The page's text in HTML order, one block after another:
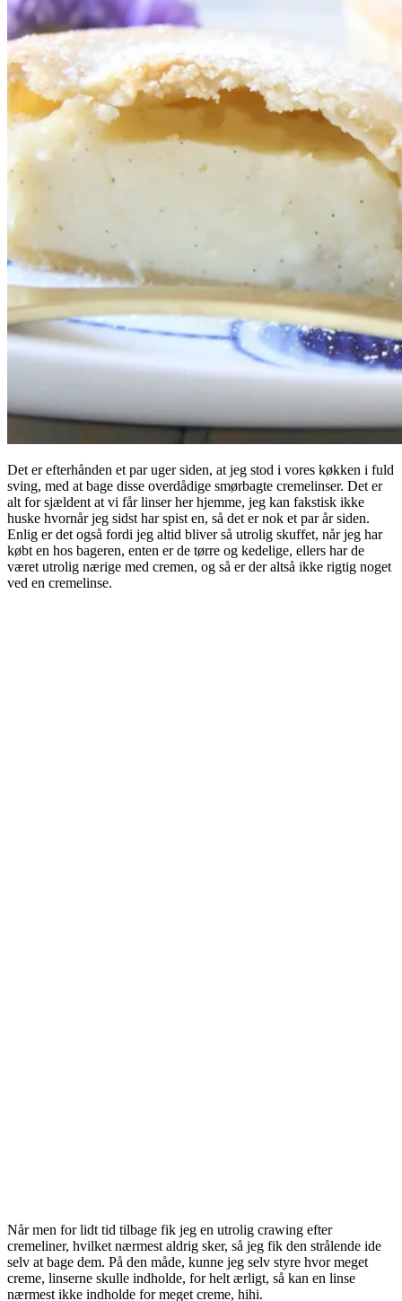
Det er efterhånden et par uger siden, at jeg stod i vores køkken i fuld
sving, med at bage disse overdådige smørbagte cremelinser. Det er
alt for sjældent at vi får linser her hjemme, jeg kan fakstisk ikke
huske hvornår jeg sidst har spist en, så det er nok et par år siden.
Enlig er det også fordi jeg altid bliver så utrolig skuffet, når jeg har
købt en hos bageren, enten er de tørre og kedelige, ellers har de
været utrolig nærige med cremen, og så er der altså ikke rigtig noget
ved en cremelinse.
Når men for lidt tid tilbage fik jeg en utrolig crawing efter
cremeliner, hvilket nærmest aldrig sker, så jeg fik den strålende ide
selv at bage dem. På den måde, kunne jeg selv styre hvor meget
creme, linserne skulle indholde, for helt ærligt, så kan en linse
nærmest ikke indholde for meget creme, hihi.